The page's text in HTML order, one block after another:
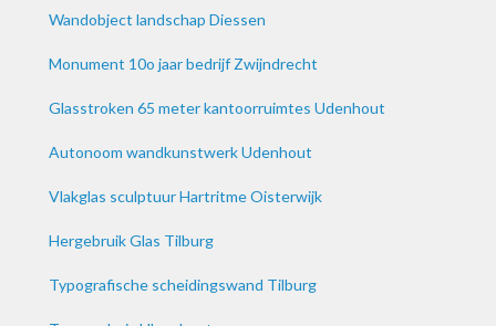
Wandobject landschap Diessen
Monument 10o jaar bedrijf Zwijndrecht
Glasstroken 65 meter kantoorruimtes Udenhout
Autonoom wandkunstwerk Udenhout
Vlakglas sculptuur Hartritme Oisterwijk
Hergebruik Glas Tilburg
Typografische scheidingswand Tilburg